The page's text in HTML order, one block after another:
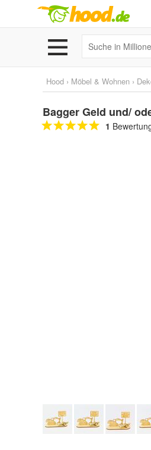
Hood › Möbel & Wohnen ›
Bagger Geld und/
1